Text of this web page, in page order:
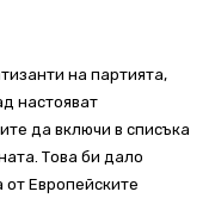
на партията,
настояват
да включи в списъка
Това би дало
от Европейските